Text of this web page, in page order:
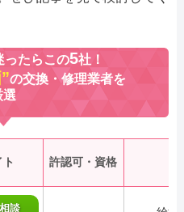
ったらこの5社！
の交換・修理業者を
選
許認可・資格
談